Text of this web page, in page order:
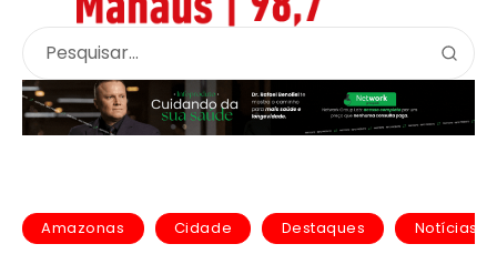
Amazonas Cidade Destaques Notícias